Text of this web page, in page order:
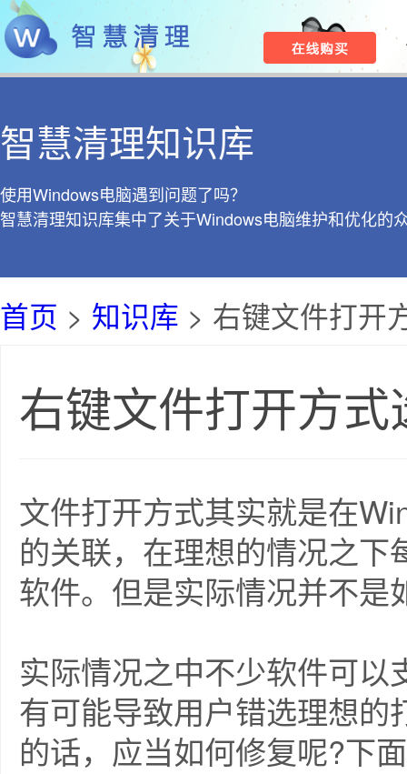
智慧清理知识库
使用Windows电脑遇到问题了吗？
智慧清理知识库集中了关于Windows电脑维护和优化的
首页 > 知识库 > 右键文件打开
右键文件打开方
文件打开方式其实就是在
的关联，在理想的情况之
软件。但是实际情况并不是
实际情况之中不少软件可
有可能导致用户错选理想
的话，应当如何修复呢?下